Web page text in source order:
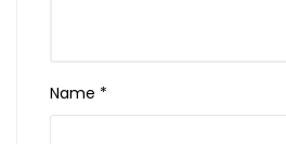
Name *